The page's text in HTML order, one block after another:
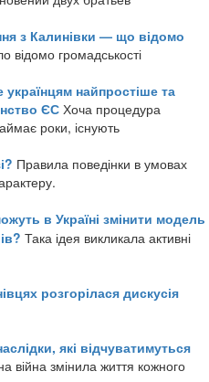
з Калинівки — що відомо
відомо громадськості
найпростіше та
ЄС Хоча процедура
роки, існують
Правила поведінки в умовах
в Україні змінити модель
Така ідея викликала активні
розгорілася дискусія
які відчуватимуться
війна змінила життя кожного